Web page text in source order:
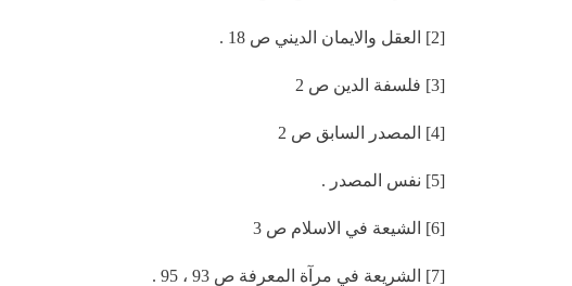
[2] العقل والايمان الديني ص 18 .
[3] فلسفة الدين ص 2
[4] المصدر السابق ص 2
[5] نفس المصدر .
[6] الشيعة في الاسلام ص 3
[7] الشريعة في مرآة المعرفة ص 93 ، 95 .